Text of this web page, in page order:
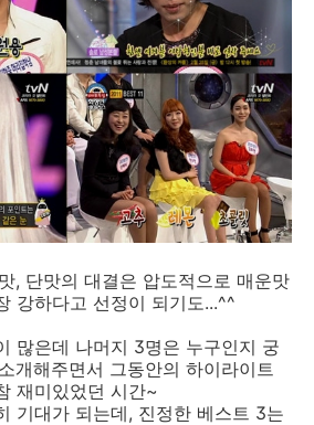
, 단맛의 대결은 압도적으로 매운맛
강하다고 선정이 되기도...^^
많은데 나머지 3명은 누구인지 궁
개해주면서 그동안의 하이라이트
재미있었던 시간~
기대가 되는데, 진정한 베스트 3는